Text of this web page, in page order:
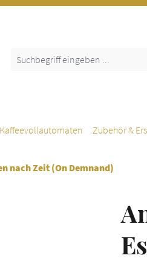
Kaffeevollautomaten Zubehör &
nach Zeit (On Demnand)